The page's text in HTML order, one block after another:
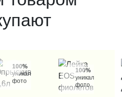
100%
уникальные
фото
100%
уникальные
фото